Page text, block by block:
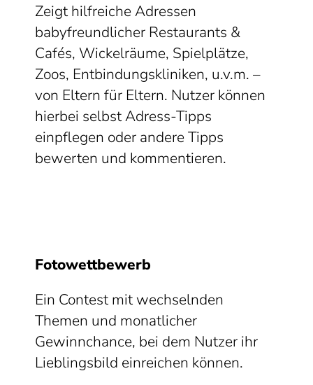
Zeigt hilfreiche Adressen
babyfreundlicher Restaurants &
Cafés, Wickelräume, Spielplätze,
Zoos, Entbindungskliniken, u.v.m. –
von Eltern für Eltern. Nutzer können
hierbei selbst Adress-Tipps
einpflegen oder andere Tipps
bewerten und kommentieren.
Fotowettbewerb
Ein Contest mit wechselnden
Themen und monatlicher
Gewinnchance, bei dem Nutzer ihr
Lieblingsbild einreichen können.